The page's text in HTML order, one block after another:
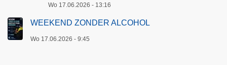
Wo 17.06.2026 - 13:16
WEEKEND ZONDER ALCOHOL
Wo 17.06.2026 - 9:45